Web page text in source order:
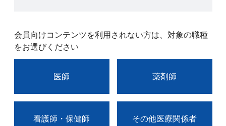
会員向けコンテンツを利用されない方は、対象の職種
をお選びください
医師 薬剤師
看護師・保健師 その他医療関係者